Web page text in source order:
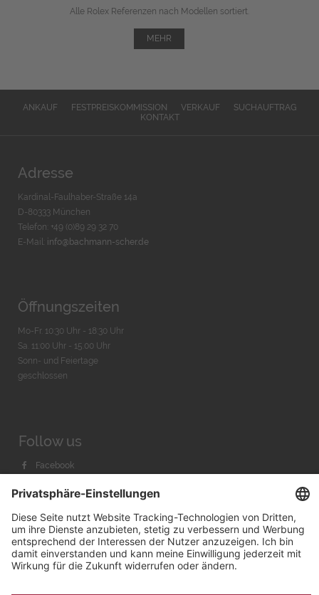
Alle Rolex Referenzen nach Modellen sortiert.
MEHR
ANKAUF FESTPREISKOMMISSION VERKAUF
SUCHAUFTRAG
KONTAKT
Adresse
Kardinal-Faulhaber-Straße 14a
D-80333 München
Telefon: +49 (0)89 29 32 70
E-Mail: info@bachmann-scher.de
Öffnungszeiten
Mo-Fr. 10:30 Uhr - 18:30 Uhr
Sa. 11:00 Uhr - 15.00 Uhr
Sonn- und Feiertage
geschlossen
Follow us
Facebook
Youtube